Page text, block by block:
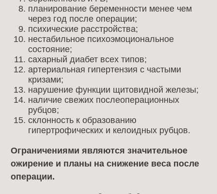
планирование беременности менее чем
через год после операции;
психические расстройства;
нестабильное психоэмоциональное
состояние;
сахарный диабет всех типов;
артериальная гипертензия с частыми
кризами;
нарушение функции щитовидной железы;
наличие свежих послеоперационных
рубцов;
склонность к образованию
гипертрофических и келоидных рубцов.
Ограничениями являются значительное
ожирение и планы на снижение веса после
операции.